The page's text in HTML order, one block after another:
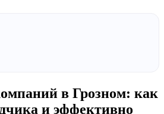
в Грозном: как
и эффективно